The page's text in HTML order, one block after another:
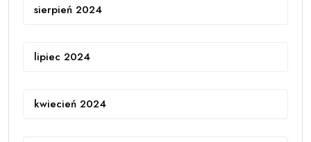
sierpień 2024
lipiec 2024
kwiecień 2024